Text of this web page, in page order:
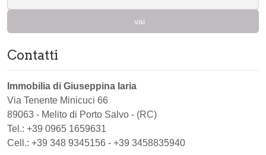
vai
Contatti
Immobilia di Giuseppina Iaria
Via Tenente Minicuci 66
89063 - Melito di Porto Salvo - (RC)
Tel.: +39 0965 1659631
Cell.: +39 348 9345156 - +39 3458835940